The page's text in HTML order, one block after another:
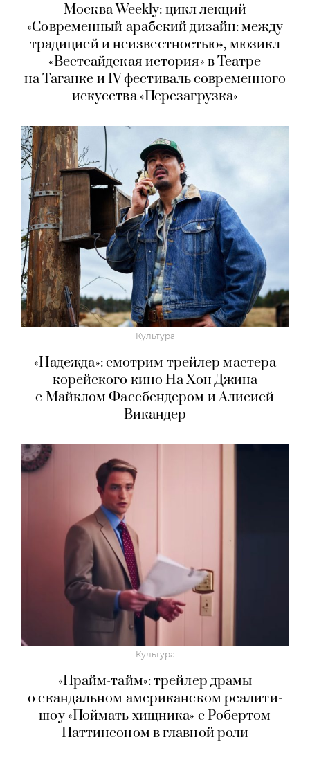
Москва Weekly: цикл лекций
«Современный арабский дизайн: между
традицией и неизвестностью», мюзикл
«Вестсайдская история» в Театре
на Таганке и IV фестиваль современного
искусства «Перезагрузка»
Культура
«Надежда»: смотрим трейлер мастера
корейского кино На Хон Джина
с Майклом Фассбендером и Алисией
Викандер
Культура
«Прайм-тайм»: трейлер драмы
о скандальном американском реалити-
шоу «Поймать хищника» с Робертом
Паттинсоном в главной роли